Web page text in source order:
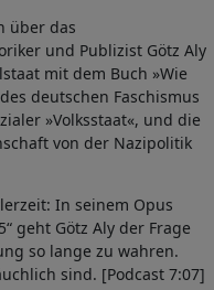
über das
und Publizist Götz Aly
mit dem Buch »Wie
deutschen Faschismus
»Volksstaat«, und die
von der Nazipolitik
In seinem Opus
geht Götz Aly der Frage
so lange zu wahren.
sind. [Podcast 7:07]